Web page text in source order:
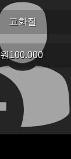
고화질
원100.000